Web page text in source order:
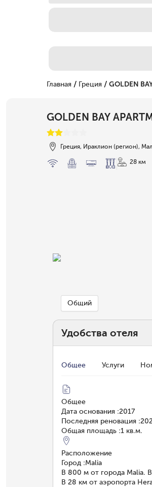
Главная / Греция / GOLDEN
GOLDEN BAY
Греция, Ираклион (регион),
28 км
Общий
Удобства отеля
Общее Услуги
Общее
Дата основания :2017
Последняя реновация :
Общая площадь :1 кв.м.
Расположение
Город :Malia
В 800 м от города Malia.
В 28 км от аэропорта